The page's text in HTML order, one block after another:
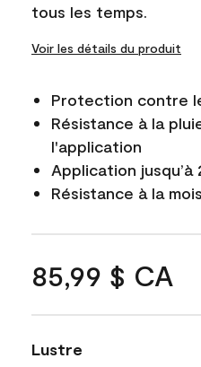
tous les temps.
Voir les détails du produit
Protection contre
Résistance à la
l'application
Application jusqu’à
Résistance à la
85,99 $ CA
Lustre